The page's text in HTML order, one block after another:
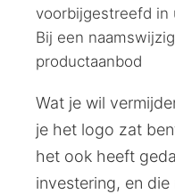
voorbijgestreefd in
Bij een
productaanbod
Wat je wil
je het logo zat
het ook heeft
investering, en